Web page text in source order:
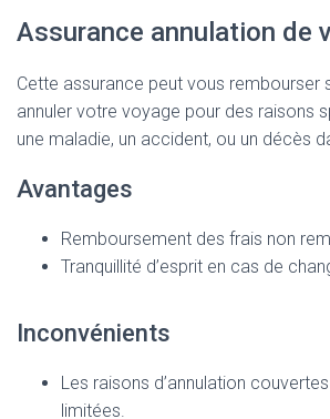
Assurance annulation de
Cette assurance peut vous rembourser
annuler votre voyage pour des raisons
une maladie, un accident, ou un décès
Avantages
Remboursement des frais non
Tranquillité d’esprit en cas de
Inconvénients
Les raisons d’annulation
limitées.